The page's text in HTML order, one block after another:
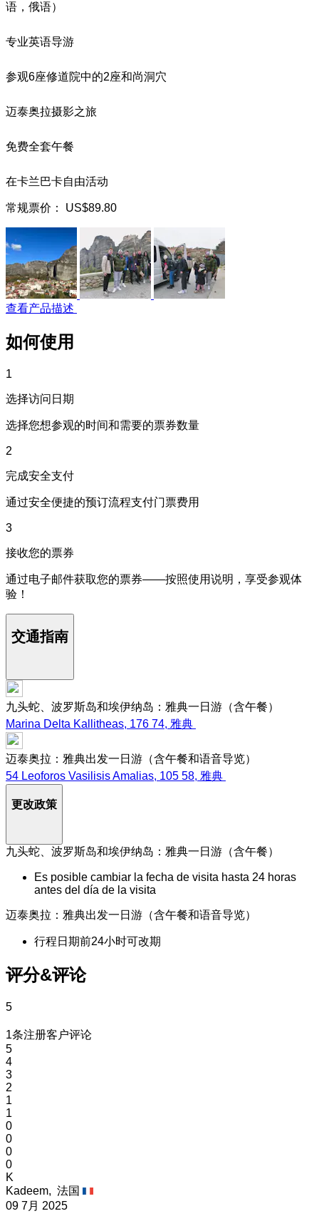
语，俄语）
专业英语导游
参观6座修道院中的2座和尚洞穴
迈泰奥拉摄影之旅
免费全套午餐
在卡兰巴卡自由活动
常规票价： US$89.80
查看产品描述
如何使用
1
选择访问日期
选择您想参观的时间和需要的票券数量
2
完成安全支付
通过安全便捷的预订流程支付门票费用
3
接收您的票券
通过电子邮件获取您的票券——按照使用说明，享受参观体
验！
交通指南
九头蛇、波罗斯岛和埃伊纳岛：雅典一日游（含午餐）
Marina Delta Kallitheas, 176 74, 雅典
迈泰奥拉：雅典出发一日游（含午餐和语音导览）
54 Leoforos Vasilisis Amalias, 105 58, 雅典
更改政策
九头蛇、波罗斯岛和埃伊纳岛：雅典一日游（含午餐）
Es posible cambiar la fecha de visita hasta 24 horas
antes del día de la visita
迈泰奥拉：雅典出发一日游（含午餐和语音导览）
行程日期前24小时可改期
评分&评论
5
1条注册客户评论
5
4
3
2
1
1
0
0
0
0
K
Kadeem, 法国
09 7月 2025